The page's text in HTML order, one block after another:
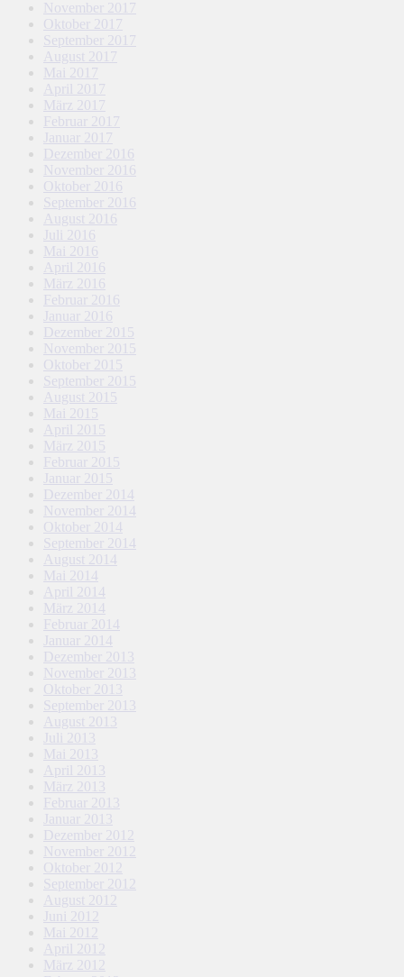
November 2017
Oktober 2017
September 2017
August 2017
Mai 2017
April 2017
März 2017
Februar 2017
Januar 2017
Dezember 2016
November 2016
Oktober 2016
September 2016
August 2016
Juli 2016
Mai 2016
April 2016
März 2016
Februar 2016
Januar 2016
Dezember 2015
November 2015
Oktober 2015
September 2015
August 2015
Mai 2015
April 2015
März 2015
Februar 2015
Januar 2015
Dezember 2014
November 2014
Oktober 2014
September 2014
August 2014
Mai 2014
April 2014
März 2014
Februar 2014
Januar 2014
Dezember 2013
November 2013
Oktober 2013
September 2013
August 2013
Juli 2013
Mai 2013
April 2013
März 2013
Februar 2013
Januar 2013
Dezember 2012
November 2012
Oktober 2012
September 2012
August 2012
Juni 2012
Mai 2012
April 2012
März 2012